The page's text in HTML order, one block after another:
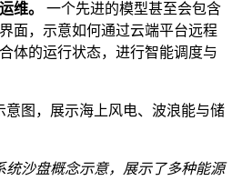
维。
一个先进的模型甚至会包含
面，示意如何通过云端平台远程
体的运行状态，进行智能调度与
统沙盘概念示意，展示了多种能源